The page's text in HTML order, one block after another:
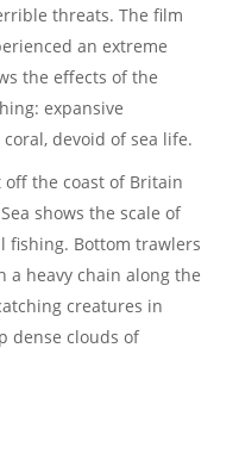
threats. The film
an extreme
the effects of the
expansive
devoid of sea life.
the coast of Britain
shows the scale of
Bottom trawlers
a heavy chain along the
creatures in
dense clouds of